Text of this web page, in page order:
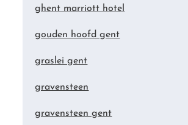
ghent marriott hotel
gouden hoofd gent
graslei gent
gravensteen
gravensteen gent